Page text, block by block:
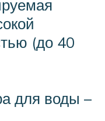
(до 40
для воды –